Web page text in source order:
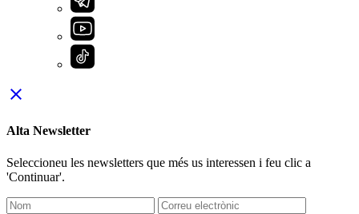
close
Alta Newsletter
Seleccioneu les newsletters que més us interessen i feu clic a
'Continuar'.